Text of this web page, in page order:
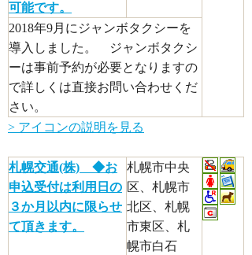
可能です。
2018年9月にジャンボタクシーを
導入しました。 ジャンボタクシ
ーは事前予約が必要となりますの
で詳しくは直接お問い合わせくだ
さい。
> アイコンの説明を見る
札幌交通(株) ◆お
申込受付は利用日の
３か月以内に限らせ
て頂きます。
札幌市中央
区、札幌市
北区、札幌
市東区、札
幌市白石